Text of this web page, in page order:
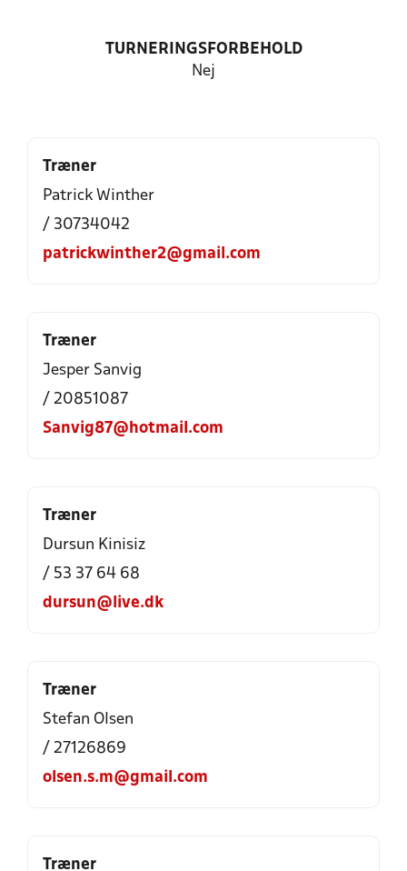
TURNERINGSFORBEHOLD
Nej
Træner
Patrick Winther
/ 30734042
patrickwinther2@gmail.com
Træner
Jesper Sanvig
/ 20851087
Sanvig87@hotmail.com
Træner
Dursun Kinisiz
/ 53 37 64 68
dursun@live.dk
Træner
Stefan Olsen
/ 27126869
olsen.s.m@gmail.com
Træner